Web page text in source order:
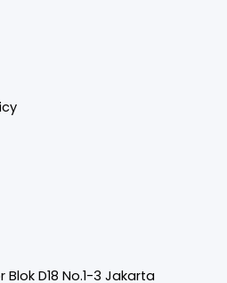
Blok D18 No.1-3 Jakarta